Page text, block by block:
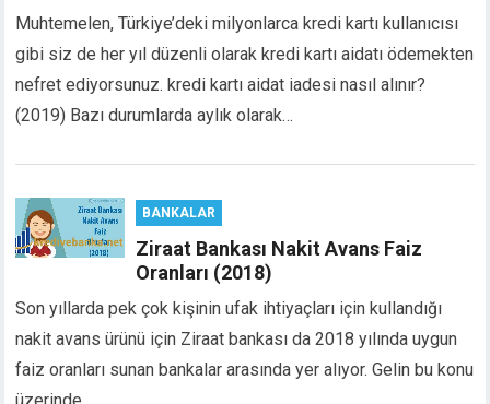
panel
panel
panel
panel
satın al
panel
panel
panel
panel
panel
panel
Muhtemelen, Türkiye’deki milyonlarca kredi kartı kullanıcısı
gibi siz de her yıl düzenli olarak kredi kartı aidatı ödemekten
nefret ediyorsunuz. kredi kartı aidat iadesi nasıl alınır?
(2019) Bazı durumlarda aylık olarak…
BANKALAR
Ziraat Bankası Nakit Avans Faiz
Oranları (2018)
Son yıllarda pek çok kişinin ufak ihtiyaçları için kullandığı
nakit avans ürünü için Ziraat bankası da 2018 yılında uygun
faiz oranları sunan bankalar arasında yer alıyor. Gelin bu konu